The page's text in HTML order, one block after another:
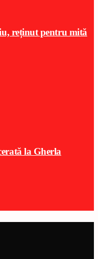
reținut pentru mită
la Gherla